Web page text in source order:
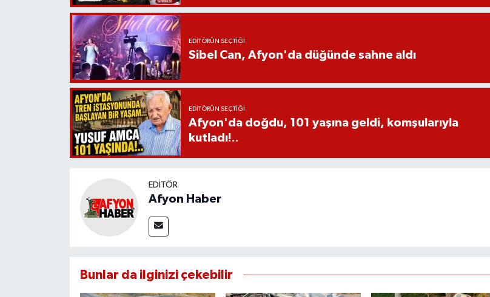
EDITÖRÜN SEÇTIĞI
Sibel Can, Afyon'da düğünde sahne aldı
EDITÖRÜN SEÇTIĞI
Afyon'da doğdu, 101 yaşına geldi, komşularıyla
kutladı!..
EDITÖR
Afyon Haber
Bunlar da ilginizi çekebilir